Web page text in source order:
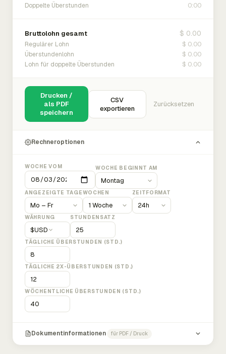
Doppelte Überstunden 0:00
Bruttolohn gesamt $ 0.00
Regulärer Lohn $ 0.00
Überstundenlohn $ 0.00
Lohn für doppelte Überstunden $ 0.00
Drucken /
als PDF
speichern
CSV
exportieren
Zurücksetzen
Rechneroptionen
WOCHE VOM WOCHE BEGINNT AM
ANGEZEIGTE TAGEWOCHEN ZEITFORMAT
WÄHRUNG
$USD
STUNDENSATZ
TÄGLICHE ÜBERSTUNDEN (STD.)
TÄGLICHE 2X-ÜBERSTUNDEN (STD.)
WÖCHENTLICHE ÜBERSTUNDEN (STD.)
Dokumentinformationen für PDF / Druck